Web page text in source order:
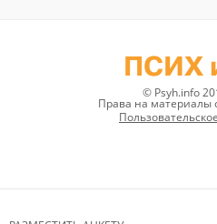
ПСИХ
© Psyh.info
Права на